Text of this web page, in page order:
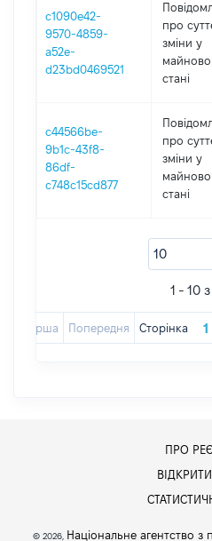
c1090e42-
9570-4859-
a52e-
d23bd0469521
про
зміни y
стані
c44566be-
9b1c-43f8-
86df-
c748c15cd877
про
зміни y
стані
1 - 10
Перша Попередня Сторінка
ПРО
© 2026, Національне агентство з